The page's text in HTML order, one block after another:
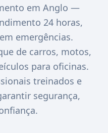
em Anglo —
24 horas,
emergências.
de carros, motos,
para oficinas.
treinados e
segurança,